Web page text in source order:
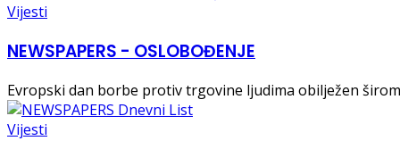
Vijesti
NEWSPAPERS - OSLOBOĐENJE
Evropski dan borbe protiv trgovine ljudima obilježen
Vijesti